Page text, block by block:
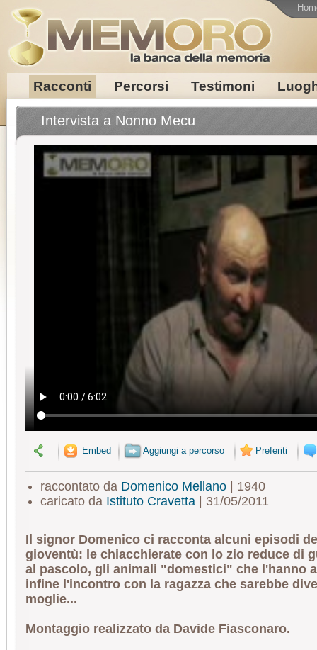
Racconti Percorsi Testimoni
Intervista a Nonno Mecu
Embed Aggiungi a percorso Preferiti
raccontato da Domenico Mellano| 1940
caricato da Istituto Cravetta| 31/05/2011
Il signor Domenico ci racconta alcuni episodi
gioventù: le chiacchierate con lo zio reduce di
al pascolo, gli animali "domestici" che l'hanno
infine l'incontro con la ragazza che sarebbe
moglie...
Montaggio realizzato da Davide Fiasconaro.